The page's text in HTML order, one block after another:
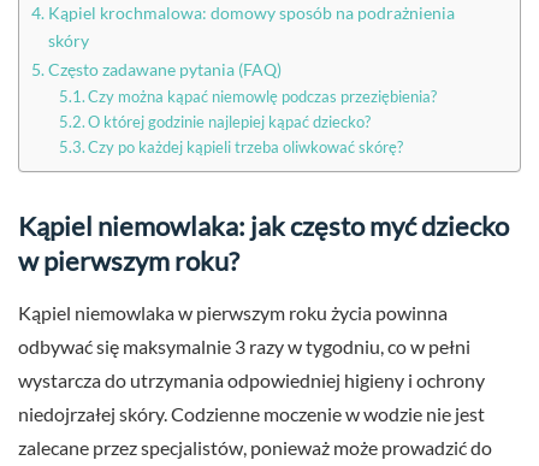
Kąpiel krochmalowa: domowy sposób na podrażnienia
skóry
Często zadawane pytania (FAQ)
Czy można kąpać niemowlę podczas przeziębienia?
O której godzinie najlepiej kąpać dziecko?
Czy po każdej kąpieli trzeba oliwkować skórę?
Kąpiel niemowlaka: jak często myć dziecko
w pierwszym roku?
Kąpiel niemowlaka w pierwszym roku życia powinna
odbywać się maksymalnie 3 razy w tygodniu, co w pełni
wystarcza do utrzymania odpowiedniej higieny i ochrony
niedojrzałej skóry. Codzienne moczenie w wodzie nie jest
zalecane przez specjalistów, ponieważ może prowadzić do